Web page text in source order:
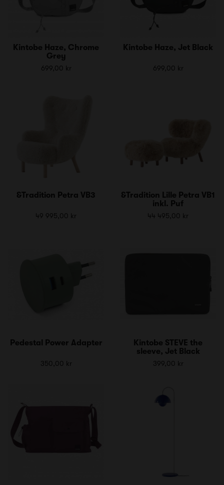
Kintobe Haze, Chrome
Grey
699,00 kr
Kintobe Haze, Jet Black
699,00 kr
&Tradition Petra VB3
49 995,00 kr
&Tradition Lille Petra VB1
inkl. Puf
44 495,00 kr
Pedestal Power Adapter
350,00 kr
Kintobe STEVE the
sleeve, Jet Black
399,00 kr